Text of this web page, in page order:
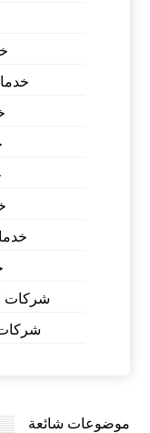
شركات
موضوعات شائعة